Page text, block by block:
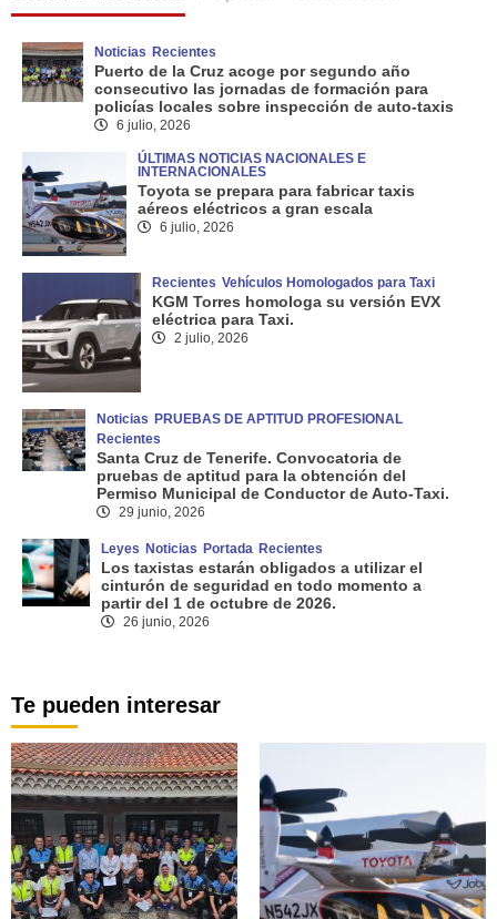
Noticias Recientes
Puerto de la Cruz acoge por segundo año
consecutivo las jornadas de formación para
policías locales sobre inspección de auto-taxis
6 julio, 2026
ÚLTIMAS NOTICIAS NACIONALES E
INTERNACIONALES
Toyota se prepara para fabricar taxis
aéreos eléctricos a gran escala
6 julio, 2026
Recientes Vehículos Homologados para Taxi
KGM Torres homologa su versión EVX
eléctrica para Taxi.
2 julio, 2026
Noticias PRUEBAS DE APTITUD PROFESIONAL
Recientes
Santa Cruz de Tenerife. Convocatoria de
pruebas de aptitud para la obtención del
Permiso Municipal de Conductor de Auto-Taxi.
29 junio, 2026
Leyes Noticias Portada Recientes
Los taxistas estarán obligados a utilizar el
cinturón de seguridad en todo momento a
partir del 1 de octubre de 2026.
26 junio, 2026
Te pueden interesar